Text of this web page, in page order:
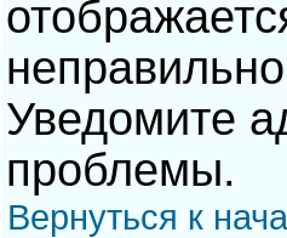
Уведомите
проблемы.
Вернуться к